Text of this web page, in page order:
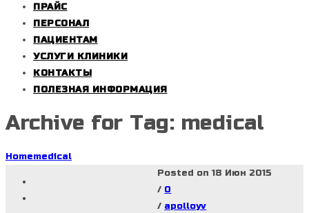
ПРАЙС
ПЕРСОНАЛ
ПАЦИЕНТАМ
УСЛУГИ КЛИНИКИ
КОНТАКТЫ
ПОЛЕЗНАЯ ИНФОРМАЦИЯ
Archive for Tag: medical
Homemedical
Posted on 18 Июн 2015
/ 0
/ apolloyv